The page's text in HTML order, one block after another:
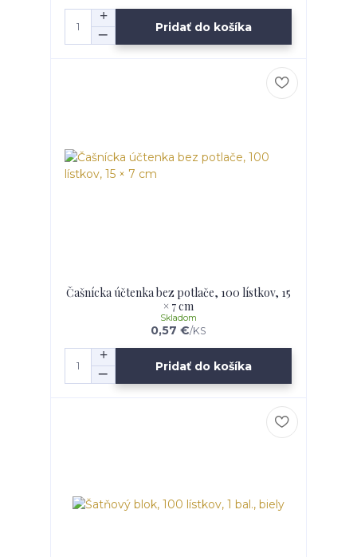
Pridať do košíka
Čašnícka účtenka bez potlače, 100 lístkov, 15
× 7 cm
0,57 €/KS
Skladom
Pridať do košíka